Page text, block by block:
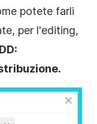
potete farli
per l'editing,